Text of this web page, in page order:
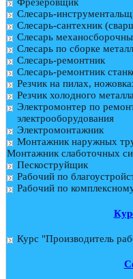
Слесарь-
Слесарь-сантехник
Слесарь
Слесарь по сборке
Слесарь-ремонтник
Слесарь-ремонтник
Резчик на пилах,
Резчик холодного металла
Электромонтер по
электрооборудования
Электромонтажник
Монтажник наружных
Монтажник слаботочных
Пескоструйщик
Рабочий по
Рабочий по
Курс "Производитель